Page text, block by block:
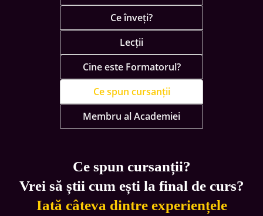
Ce înveți?
Lecții
Cine este Formatorul?
Ce spun cursanții
Membru al Academiei
Ce spun cursanții?
Vrei să știi cum ești la final de curs?
Iată câteva dintre experiențele